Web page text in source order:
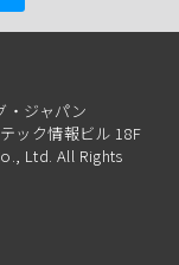
・ジャパン
ック情報ビル 18F
Ltd. All Rights